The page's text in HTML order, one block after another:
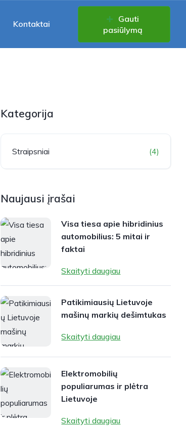
Kontaktai
Gauti
pasiūlymą
Kategorija
Straipsniai (4)
Naujausi įrašai
Visa tiesa apie hibridinius
automobilius: 5 mitai ir
faktai
Skaityti daugiau
Patikimiausių Lietuvoje
mašinų markių dešimtukas
Skaityti daugiau
Elektromobilių
populiarumas ir plėtra
Lietuvoje
Skaityti daugiau